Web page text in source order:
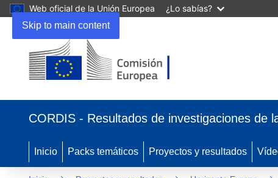
Skip to main content
Web oficial de la Unión Europea ¿Lo sabías?
CORDIS - Resultados de investigaciones de
Inicio Packs temáticos Proyectos y resultados